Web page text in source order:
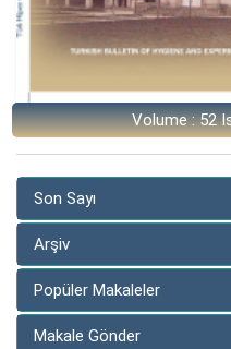
Volume : 52
Son Sayı
Arşiv
Popüler Makaleler
Makale Gönder